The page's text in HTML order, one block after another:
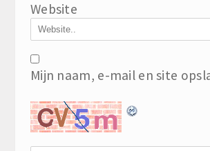
Website
Mijn naam, e-mail en site